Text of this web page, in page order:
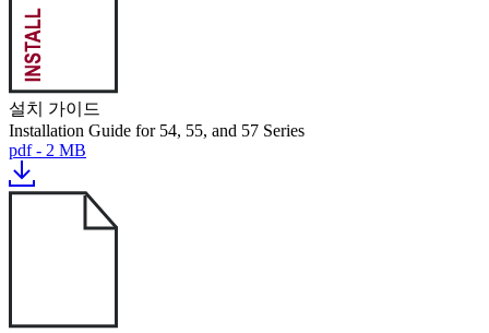
설치 가이드
Installation Guide for 54, 55, and 57 Series
pdf - 2 MB